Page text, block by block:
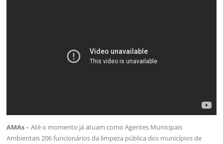
AMAs– Até o momento já atuam como Agentes Municipais
Ambientais 206 funcionários da limpeza pública dos municípios de